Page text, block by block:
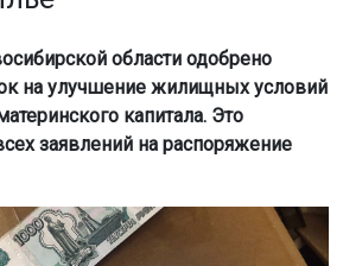
области одобрено
на улучшение жилищных условий
капитала. Это
заявлений на распоряжение